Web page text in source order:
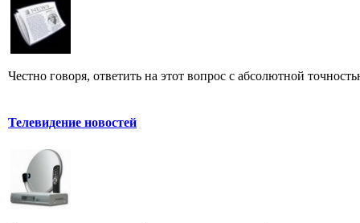
Честно говоря, ответить на этот вопрос с абсолютной
Телевидение новостей